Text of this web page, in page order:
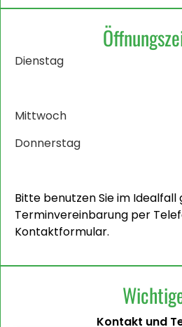
Dienstag
Mittwoch
Donnerstag
Bitte benutzen Sie im Idealfall
Terminvereinbarung per
Kontaktformular.
Kontakt und